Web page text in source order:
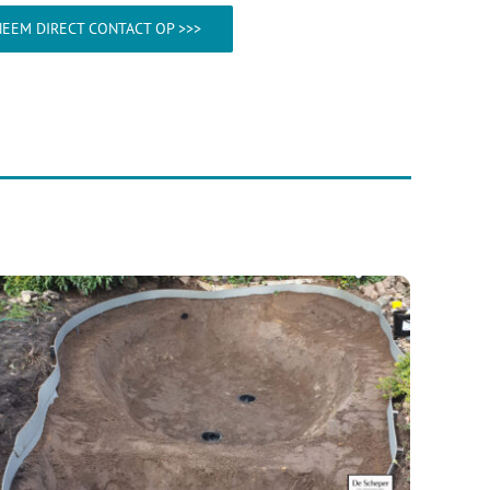
DIRECT CONTACT OP >>>